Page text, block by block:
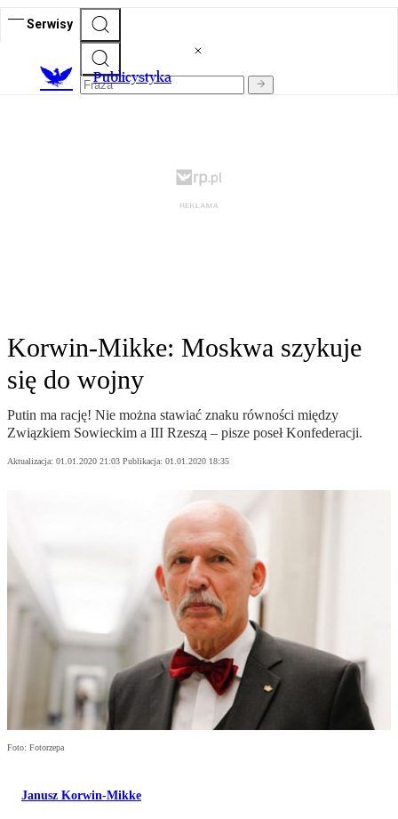
Serwisy
Publicystyka
Korwin-Mikke: Moskwa szykuje
się do wojny
Putin ma rację! Nie można stawiać znaku równości między
Związkiem Sowieckim a III Rzeszą – pisze poseł Konfederacji.
Aktualizacja: 01.01.2020 21:03 Publikacja: 01.01.2020 18:35
Foto: Fotorzepa
Janusz Korwin-Mikke